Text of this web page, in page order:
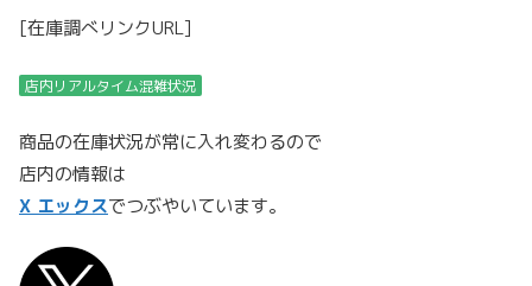
[在庫調べリンクURL]
店内リアルタイム混雑状況
商品の在庫状況が常に入れ変わるので
店内の情報は
X エックスでつぶやいています。